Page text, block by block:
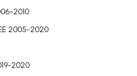
2010
2005-2020
2020